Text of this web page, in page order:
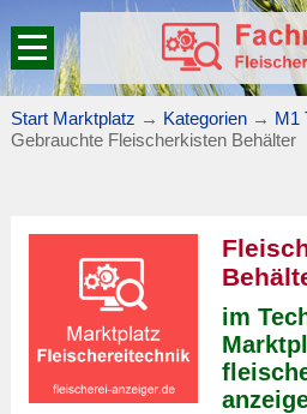
Start Marktplatz → Kategorien → M1
Gebrauchte Fleischerkisten Behälter
im